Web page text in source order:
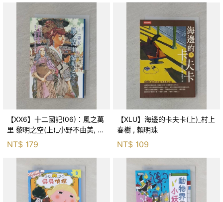
【XX6】十二國記(06)：風之萬
里 黎明之空(上)_小野不由美, 王
蘊潔
NT$ 179
【XLU】海邊的卡夫卡(上)_村上
春樹 , 賴明珠
NT$ 109